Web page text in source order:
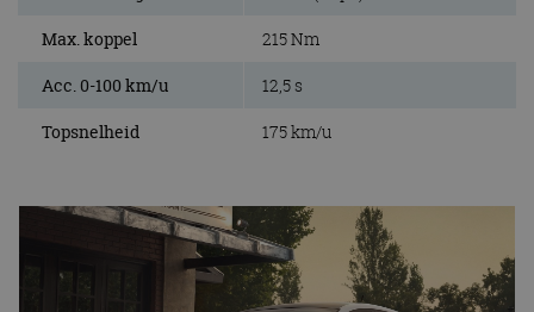
Max. koppel 215 Nm
Acc. 0-100 km/u 12,5 s
Topsnelheid 175 km/u